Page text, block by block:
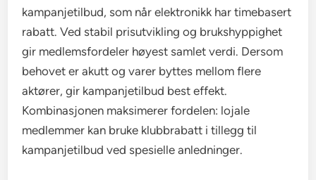
kampanjetilbud, som når elektronikk har timebasert
rabatt. Ved stabil prisutvikling og brukshyppighet
gir medlemsfordeler høyest samlet verdi. Dersom
behovet er akutt og varer byttes mellom flere
aktører, gir kampanjetilbud best effekt.
Kombinasjonen maksimerer fordelen: lojale
medlemmer kan bruke klubbrabatt i tillegg til
kampanjetilbud ved spesielle anledninger.